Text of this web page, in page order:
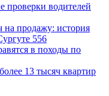
водителей
продажу: история
556
в походы по
13 тысяч квартир